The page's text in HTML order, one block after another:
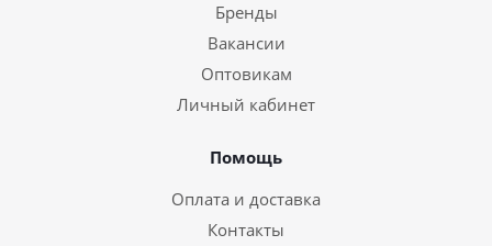
Бренды
Вакансии
Оптовикам
Личный кабинет
Помощь
Оплата и доставка
Контакты